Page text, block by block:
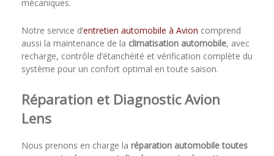
mécaniques.
Notre service d’entretien automobile à Avion comprend
aussi la maintenance de la climatisation automobile, avec
recharge, contrôle d’étanchéité et vérification complète du
système pour un confort optimal en toute saison.
Réparation et Diagnostic Avion
Lens
Nous prenons en charge la réparation automobile toutes